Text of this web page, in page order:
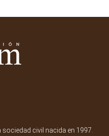
civil nacida en 1997.